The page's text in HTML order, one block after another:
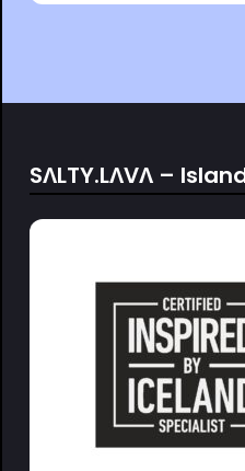
SΛLTY.LΛVΛ –